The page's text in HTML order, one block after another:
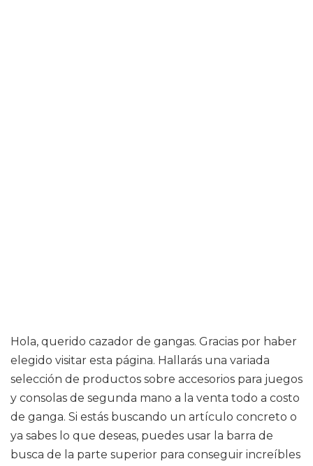
Hola, querido cazador de gangas. Gracias por haber
elegido visitar esta página. Hallarás una variada
selección de productos sobre accesorios para juegos
y consolas de segunda mano a la venta todo a costo
de ganga. Si estás buscando un artículo concreto o
ya sabes lo que deseas, puedes usar la barra de
busca de la parte superior para conseguir increíbles